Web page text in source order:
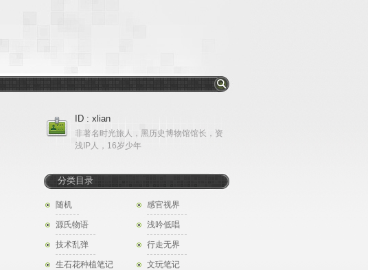
ID : xlian
非著名时光旅人，黑历史博物馆馆长，资
浅IP人，16岁少年
分类目录
随机 感官视界
源氏物语 浅吟低唱
技术乱弹 行走无界
生石花种植笔记 文玩笔记